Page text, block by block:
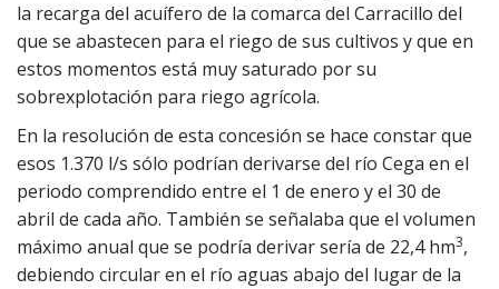
la recarga del acuífero de la comarca del Carracillo del
que se abastecen para el riego de sus cultivos y que en
estos momentos está muy saturado por su
sobrexplotación para riego agrícola.
En la resolución de esta concesión se hace constar que
esos 1.370 l/s sólo podrían derivarse del río Cega en el
periodo comprendido entre el 1 de enero y el 30 de
abril de cada año. También se señalaba que el volumen
máximo anual que se podría derivar sería de 22,4 hm3,
debiendo circular en el río aguas abajo del lugar de la